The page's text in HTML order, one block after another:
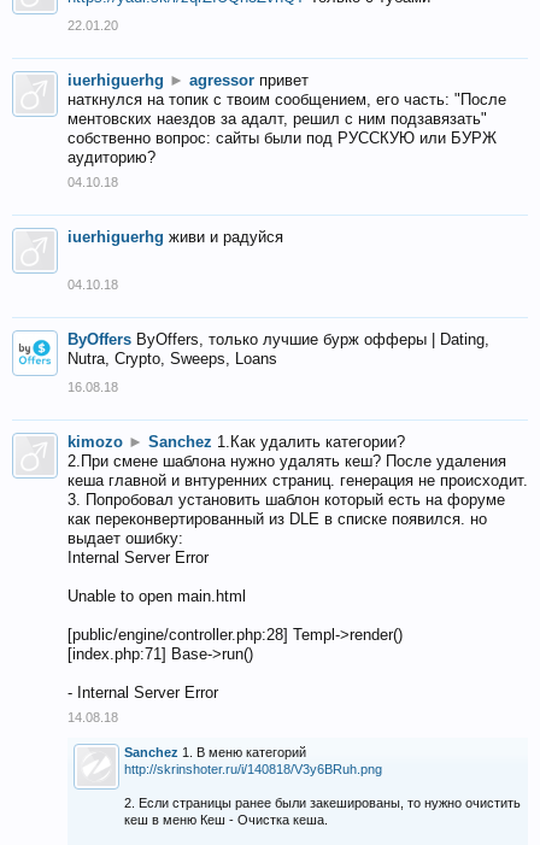
22.01.20
iuerhiguerhg ► agressor привет
наткнулся на топик с твоим сообщением, его часть: "После
ментовских наездов за адалт, решил с ним подзавязать"
собственно вопрос: сайты были под РУССКУЮ или БУРЖ
аудиторию?
04.10.18
iuerhiguerhg живи и радуйся
04.10.18
ByOffers ByOffers, только лучшие бурж офферы | Dating,
Nutra, Crypto, Sweeps, Loans
16.08.18
kimozo ► Sanchez 1.Как удалить категории?
2.При смене шаблона нужно удалять кеш? После удаления
кеша главной и внтуренних страниц. генерация не происходит.
3. Попробовал установить шаблон который есть на форуме
как переконвертированный из DLE в списке появился. но
выдает ошибку:
Internal Server Error
Unable to open main.html
[public/engine/controller.php:28] Templ->render()
[index.php:71] Base->run()
- Internal Server Error
14.08.18
Sanchez 1. В меню категорий
http://skrinshoter.ru/i/140818/V3y6BRuh.png
2. Если страницы ранее были закешированы, то нужно очистить
кеш в меню Кеш - Очистка кеша.